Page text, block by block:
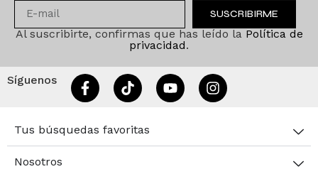
SUSCRIBIRME
Al suscribirte, confirmas que has leído la Política de
privacidad.
Síguenos
Tus búsquedas favoritas
Nosotros